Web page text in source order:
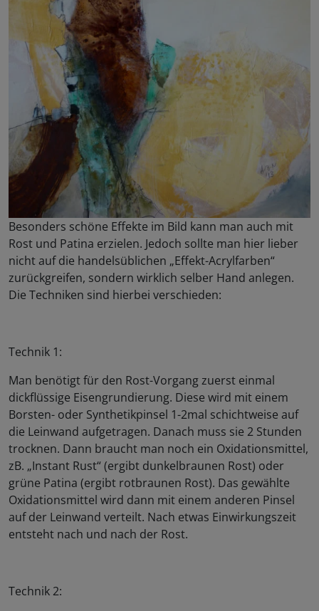
Besonders schöne Effekte im Bild kann man auch mit
Rost und Patina erzielen. Jedoch sollte man hier lieber
nicht auf die handelsüblichen „Effekt-Acrylfarben“
zurückgreifen, sondern wirklich selber Hand anlegen.
Die Techniken sind hierbei verschieden:
Technik 1:
Man benötigt für den Rost-Vorgang zuerst einmal
dickflüssige Eisengrundierung. Diese wird mit einem
Borsten- oder Synthetikpinsel 1-2mal schichtweise auf
die Leinwand aufgetragen. Danach muss sie 2 Stunden
trocknen. Dann braucht man noch ein Oxidationsmittel,
zB. „Instant Rust“ (ergibt dunkelbraunen Rost) oder
grüne Patina (ergibt rotbraunen Rost). Das gewählte
Oxidationsmittel wird dann mit einem anderen Pinsel
auf der Leinwand verteilt. Nach etwas Einwirkungszeit
entsteht nach und nach der Rost.
Technik 2: